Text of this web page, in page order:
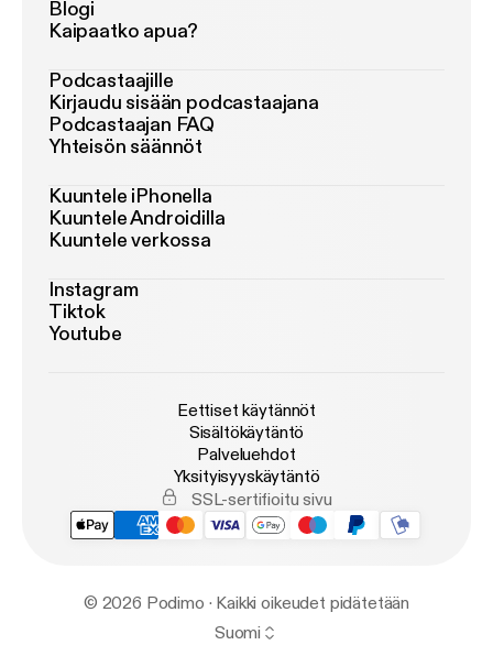
Blogi
Kaipaatko apua?
Podcastaajille
Kirjaudu sisään podcastaajana
Podcastaajan FAQ
Yhteisön säännöt
Kuuntele iPhonella
Kuuntele Androidilla
Kuuntele verkossa
Instagram
Tiktok
Youtube
Eettiset käytännöt
Sisältökäytäntö
Palveluehdot
Yksityisyyskäytäntö
SSL-sertifioitu sivu
© 2026 Podimo · Kaikki oikeudet pidätetään
Suomi